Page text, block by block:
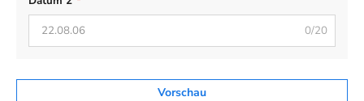
0/20
Vorschau